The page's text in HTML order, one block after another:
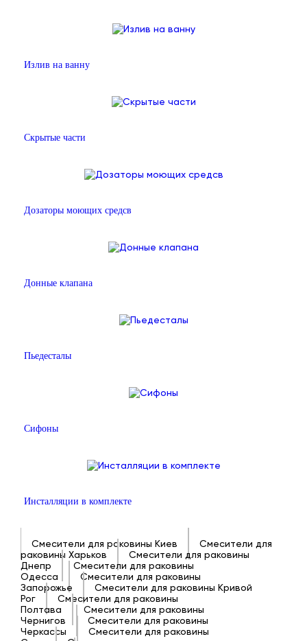
Излив на ванну
Скрытые части
Дозаторы моющих средсв
Донные клапана
Пьедесталы
Сифоны
Инсталляции в комплекте
Смесители для раковины Киев
Смесители для
раковины Харьков
Смесители для раковины
Днепр
Смесители для раковины
Одесса
Смесители для раковины
Запорожье
Смесители для раковины Кривой
Рог
Смесители для раковины
Полтава
Смесители для раковины
Чернигов
Смесители для раковины
Черкассы
Смесители для раковины